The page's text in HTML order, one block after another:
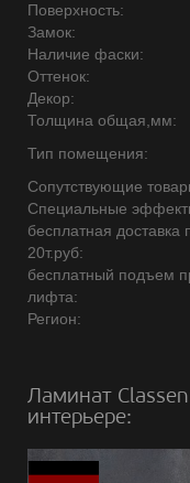
Поверхность:
Замок:
Наличие фаски:
Оттенок:
Декор:
Толщина общая,мм:
Тип помещения:
Сопутствующие
Специальные
бесплатная доставка
20т.руб:
бесплатный подъем
лифта:
Регион:
Ламинат
интерьере: